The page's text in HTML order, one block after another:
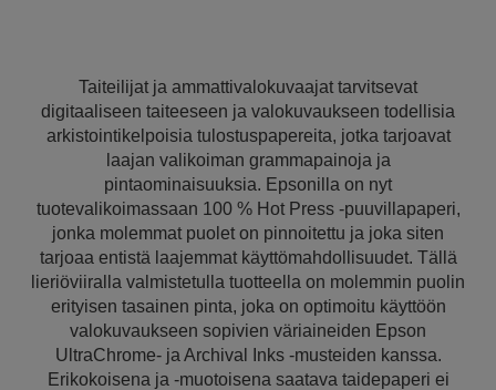
Taiteilijat ja ammattivalokuvaajat tarvitsevat
digitaaliseen taiteeseen ja valokuvaukseen todellisia
arkistointikelpoisia tulostuspapereita, jotka tarjoavat
laajan valikoiman grammapainoja ja
pintaominaisuuksia. Epsonilla on nyt
tuotevalikoimassaan 100 % Hot Press -puuvillapaperi,
jonka molemmat puolet on pinnoitettu ja joka siten
tarjoaa entistä laajemmat käyttömahdollisuudet. Tällä
lieriöviiralla valmistetulla tuotteella on molemmin puolin
erityisen tasainen pinta, joka on optimoitu käyttöön
valokuvaukseen sopivien väriaineiden Epson
UltraChrome- ja Archival Inks -musteiden kanssa.
Erikokoisena ja -muotoisena saatava taidepaperi ei